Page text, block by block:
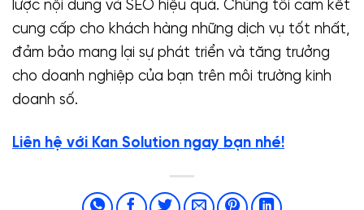
lược nội dung và SEO hiệu quả. Chúng tôi cam kết
cung cấp cho khách hàng những dịch vụ tốt nhất,
đảm bảo mang lại sự phát triển và tăng trưởng
cho doanh nghiệp của bạn trên môi trường kinh
doanh số.
Liên hệ với Kan Solution ngay bạn nhé!